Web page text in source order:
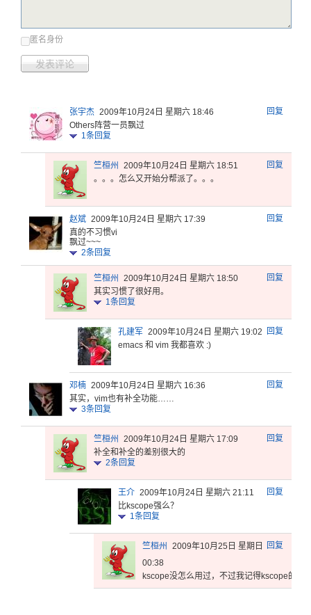
匿名身份
发表评论
回复
张宇杰 2009年10月24日 星期六 18:46
Others阵营一员飘过
1条回复
回复
竺桓州
2009年10月24日 星期六 18:51
。。。怎么又开始分帮派了。。。
回复
赵斌 2009年10月24日 星期六 17:39
真的不习惯vi
飘过~~~
2条回复
回复
竺桓州
2009年10月24日 星期六 18:50
其实习惯了很好用。
1条回复
回复
孔建军 2009年10月24日 星期六 19:02
emacs 和 vim 我都喜欢 :)
回复
邓楠 2009年10月24日 星期六 16:36
其实，vim也有补全功能……
3条回复
回复
竺桓州
2009年10月24日 星期六 17:09
补全和补全的差别很大的
2条回复
回复
王介 2009年10月24日 星期六 21:11
比kscope强么？
1条回复
回复
竺桓州
2009年10月25日 星期日
00:38
kscope没怎么用过，不过我记得kscope的主